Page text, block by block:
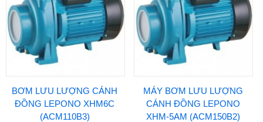
BƠM LƯU LƯỢNG CÁNH
ĐỒNG LEPONO XHM6C
(ACM110B3)
MÁY BƠM LƯU LƯỢNG
CÁNH ĐỒNG LEPONO
XHM-5AM (ACM150B2)